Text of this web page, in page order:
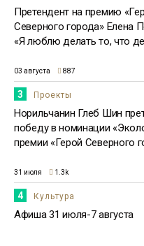
Претендент на премию
Северного города» Елена
«Я люблю делать то, что
03 августа 887
3 Проекты
Норильчанин Глеб Шин
победу в номинации
премии «Герой Северного
31 июля 1.3k
4 Культура
Афиша 31 июля-7 августа